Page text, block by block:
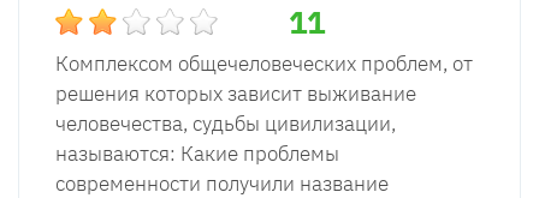
11
Комплексом общечеловеческих проблем, от
решения которых зависит выживание
человечества, судьбы цивилизации,
называются: Какие проблемы
современности получили название